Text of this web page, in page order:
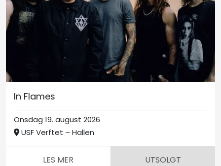
In Flames
Onsdag 19. august 2026
USF Verftet – Hallen
LES MER UTSOLGT